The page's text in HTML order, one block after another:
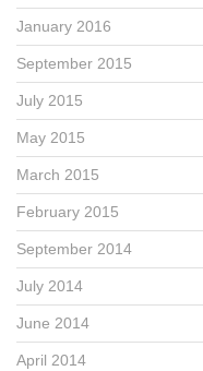
January 2016
September 2015
July 2015
May 2015
March 2015
February 2015
September 2014
July 2014
June 2014
April 2014